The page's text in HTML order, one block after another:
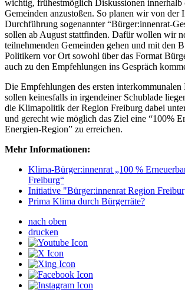
wichtig, frühestmöglich Diskussionen innerhalb
Gemeinden anzustoßen. So planen wir von der
Durchführung sogenannter “Bürger:innenrat-
sollen ab August stattfinden. Dafür wollen wir
teilnehmenden Gemeinden gehen und mit den
Politikern vor Ort sowohl über das Format
auch zu den Empfehlungen ins Gespräch
Die Empfehlungen des ersten
sollen keinesfalls in irgendeiner Schublade
die Klimapolitik der Region Freiburg dabei
und gerecht wie möglich das Ziel eine “100%
Energien-Region” zu erreichen.
Mehr Informationen:
Klima-Bürger:innenrat „100 %
Freiburg“
Initiative "Bürger:innenrat Region
Prima Klima durch Bürgerräte?
nach oben
drucken